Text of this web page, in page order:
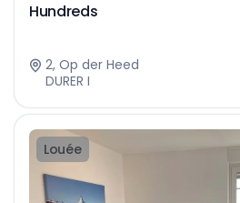
Hundreds
2, Op der Heed
DURER I
Louée